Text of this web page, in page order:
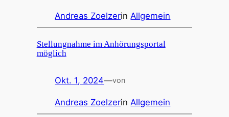
Andreas ZoelzerinAllgemein
Stellungnahme im Anhörungsportal
möglich
Okt. 1, 2024—von
Andreas Zoelzerin Allgemein